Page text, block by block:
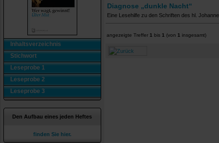
Inhaltsverzeichnis
Stichwort
Leseprobe 1
Leseprobe 2
Leseprobe 3
Den Aufbau eines jeden Heftes
finden Sie hier.
Diagnose „dunkle Nacht“
Eine Lesehilfe zu den Schriften des hl.
angezeigte Treffer 1 bis 1 (von 1 insgesamt)